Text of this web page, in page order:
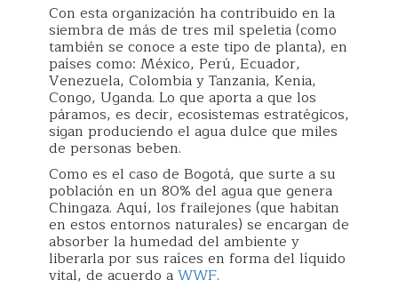
Con esta organización ha contribuido en la
siembra de más de tres mil speletia (como
también se conoce a este tipo de planta), en
países como: México, Perú, Ecuador,
Venezuela, Colombia y Tanzania, Kenia,
Congo, Uganda. Lo que aporta a que los
páramos, es decir, ecosistemas estratégicos,
sigan produciendo el agua dulce que miles
de personas beben.
Como es el caso de Bogotá, que surte a su
población en un 80% del agua que genera
Chingaza. Aquí, los frailejones (que habitan
en estos entornos naturales) se encargan de
absorber la humedad del ambiente y
liberarla por sus raíces en forma del líquido
vital, de acuerdo aWWF.